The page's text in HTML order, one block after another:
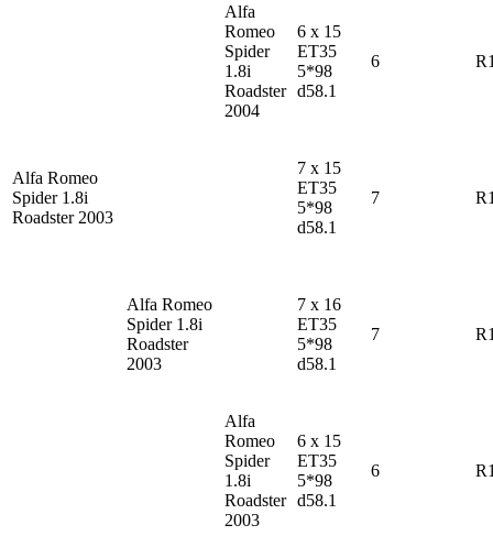
Alfa
Romeo
Spider
1.8i
Roadster
2004
Alfa Romeo
Spider 1.8i
Roadster 2003
6 x 15
ET35
5*98
d58.1
6
Alfa Romeo
Spider 1.8i
Roadster
2003
7 x 15
ET35
5*98
d58.1
7
Alfa
Romeo
Spider
1.8i
Roadster
2003
7 x 16
ET35
5*98
d58.1
7
6 x 15
ET35
5*98
d58.1
6